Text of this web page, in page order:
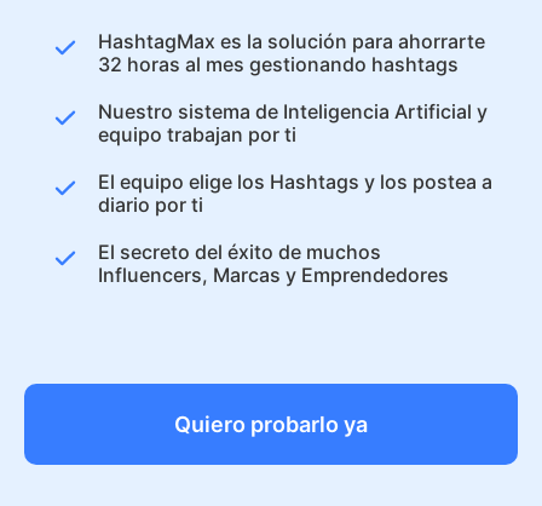
HashtagMax es la solución para ahorrarte
32 horas al mes gestionando hashtags
Nuestro sistema de Inteligencia Artificial y
equipo trabajan por ti
El equipo elige los Hashtags y los postea a
diario por ti
El secreto del éxito de muchos
Influencers, Marcas y Emprendedores
Quiero probarlo ya